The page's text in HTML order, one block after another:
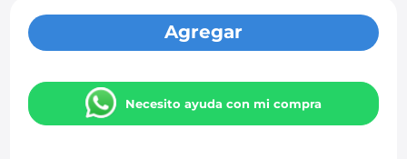
Agregar
Necesito ayuda con mi compra